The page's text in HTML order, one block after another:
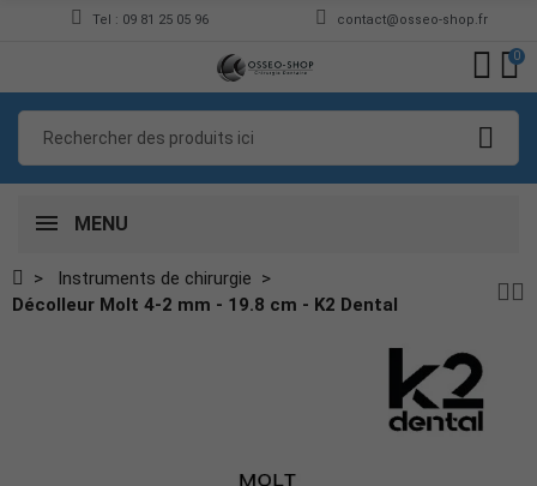
Tel : 09 81 25 05 96 contact@osseo-shop.fr
0
MENU
Instruments de chirurgie
Décolleur Molt 4-2 mm - 19.8 cm - K2 Dental